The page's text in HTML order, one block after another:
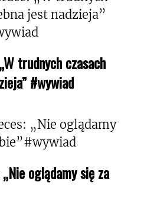
trudnych czasach
#wywiad
oglądamy się za